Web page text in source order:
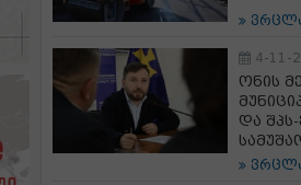
4-11-
ონის
და